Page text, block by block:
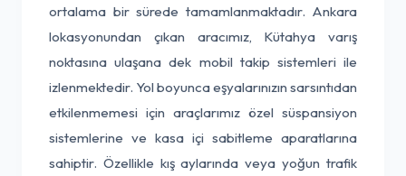
ortalama bir sürede tamamlanmaktadır. Ankara
lokasyonundan çıkan aracımız, Kütahya varış
noktasına ulaşana dek mobil takip sistemleri ile
izlenmektedir. Yol boyunca eşyalarınızın sarsıntıdan
etkilenmemesi için araçlarımız özel süspansiyon
sistemlerine ve kasa içi sabitleme aparatlarına
sahiptir. Özellikle kış aylarında veya yoğun trafik